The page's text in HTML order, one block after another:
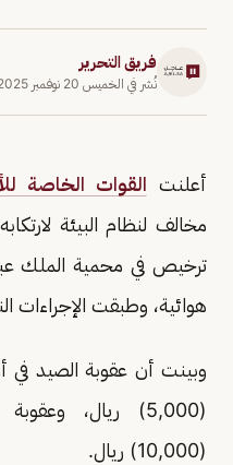
فريق التحرير
نُشر في الخميس 20 نوفمبر 2025
أعلنت القوات الخاصة
مخالف لنظام البيئة
ترخيص في محمية الملك
هوائية، وطبقت الإجراءات
وبينت أن عقوبة الصيد في
(5,000) ريال،
(10,000) ريال.